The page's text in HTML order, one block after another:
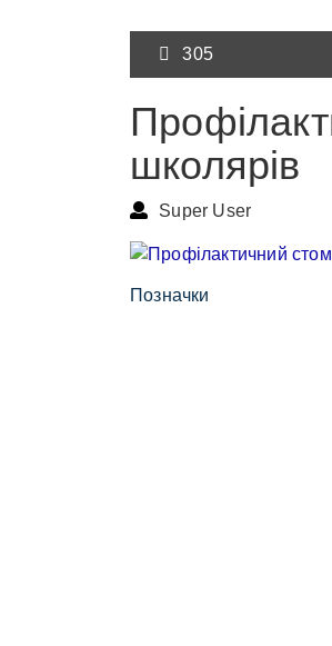
305
школярів
Super User
Позначки